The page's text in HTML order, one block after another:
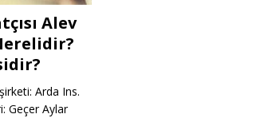
Alev
Arda Ins.
Geçer Aylar